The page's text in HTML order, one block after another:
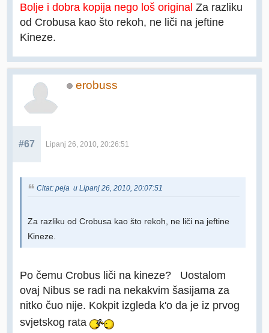
Bolje i dobra kopija nego loš original Za razliku
od Crobusa kao što rekoh, ne liči na jeftine
Kineze.
erobuss
#67 Lipanj 26, 2010, 20:26:51
Citat: peja u Lipanj 26, 2010, 20:07:51
Za razliku od Crobusa kao što rekoh, ne liči na jeftine
Kineze.
Po čemu Crobus liči na kineze? Uostalom
ovaj Nibus se radi na nekakvim šasijama za
nitko čuo nije. Kokpit izgleda k'o da je iz prvog
svjetskog rata